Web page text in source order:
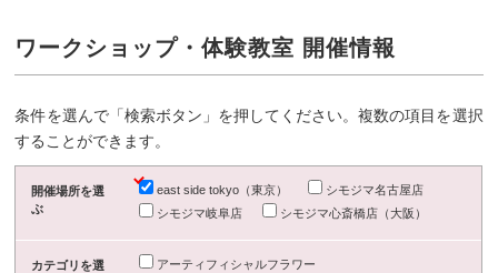
ワークショップ・体験教室 開催情報
条件を選んで「検索ボタン」を押してください。複数の項目を選択
することができます。
開催場所を選
ぶ
east side tokyo（東京）
シモジマ名古屋店
シモジマ岐阜店
シモジマ心斎橋店（大阪）
カテゴリを選
アーティフィシャルフラワー